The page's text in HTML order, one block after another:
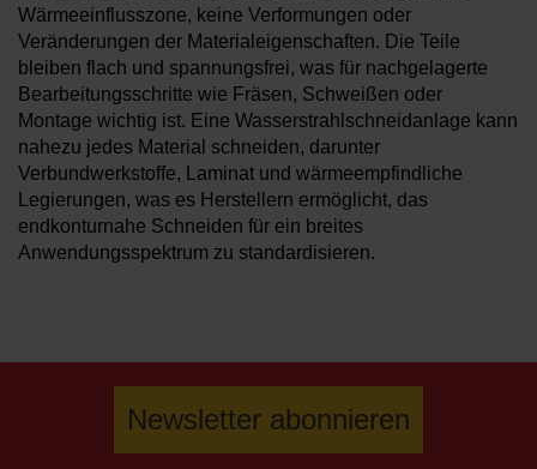
Wärmeeinflusszone, keine Verformungen oder
Veränderungen der Materialeigenschaften. Die Teile
bleiben flach und spannungsfrei, was für nachgelagerte
Bearbeitungsschritte wie Fräsen, Schweißen oder
Montage wichtig ist. Eine Wasserstrahlschneidanlage kann
nahezu jedes Material schneiden, darunter
Verbundwerkstoffe, Laminat und wärmeempfindliche
Legierungen, was es Herstellern ermöglicht, das
endkonturnahe Schneiden für ein breites
Anwendungsspektrum zu standardisieren.
Newsletter abonnieren